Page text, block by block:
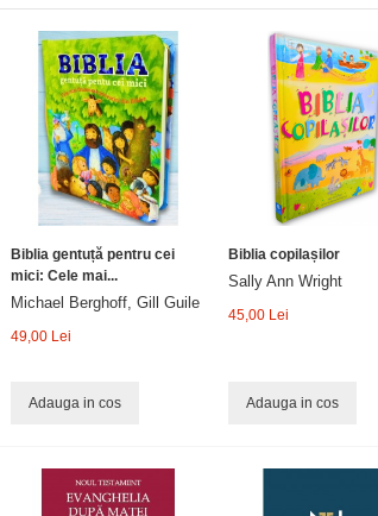
Biblia gentuță pentru cei
mici: Cele mai...
Michael Berghoff, Gill Guile
49,00 Lei
Adauga in cos
Biblia copilașilor
Sally Ann Wright
45,00 Lei
Adauga in cos